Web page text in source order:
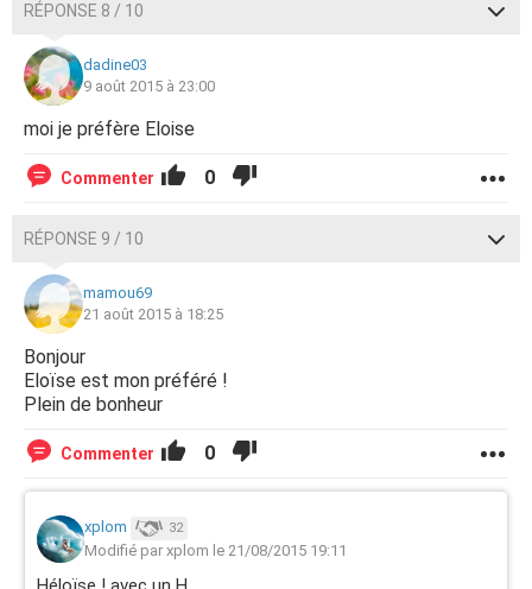
RÉPONSE 8 / 10
dadine03
9 août 2015 à 23:00
moi je préfère Eloise
Commenter 0
RÉPONSE 9 / 10
mamou69
21 août 2015 à 18:25
Bonjour
Eloïse est mon préféré !
Plein de bonheur
Commenter 0
xplom 32
Modifié par xplom le 21/08/2015 19:11